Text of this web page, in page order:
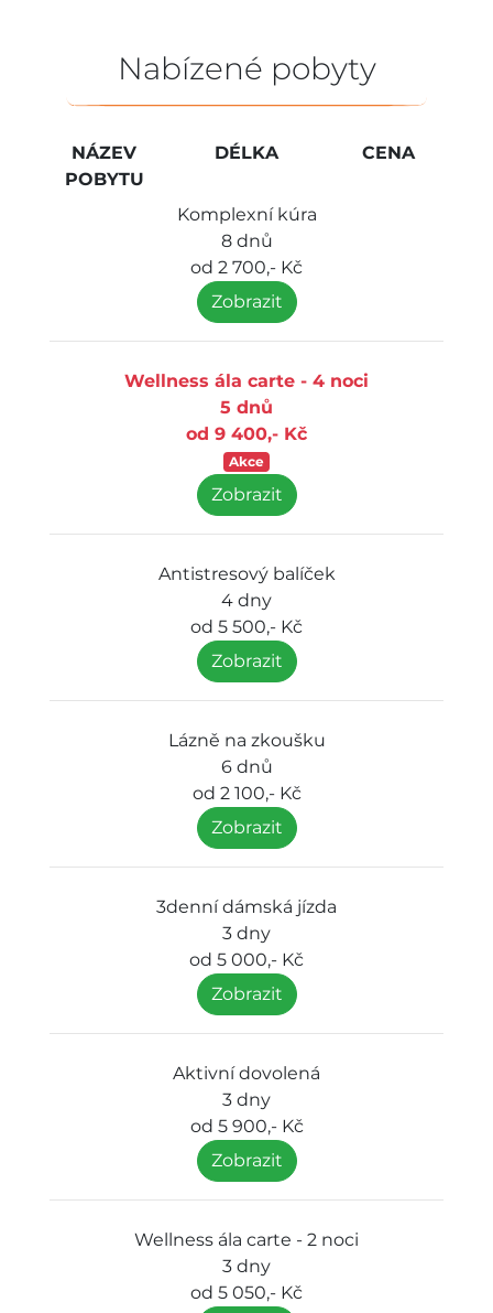
Nabízené pobyty
NÁZEV
POBYTU
DÉLKA CENA
Komplexní kúra
8 dnů
od 2 700,- Kč
Zobrazit
Wellness ála carte - 4 noci
5 dnů
od 9 400,- Kč
Akce
Zobrazit
Antistresový balíček
4 dny
od 5 500,- Kč
Zobrazit
Lázně na zkoušku
6 dnů
od 2 100,- Kč
Zobrazit
3denní dámská jízda
3 dny
od 5 000,- Kč
Zobrazit
Aktivní dovolená
3 dny
od 5 900,- Kč
Zobrazit
Wellness ála carte - 2 noci
3 dny
od 5 050,- Kč